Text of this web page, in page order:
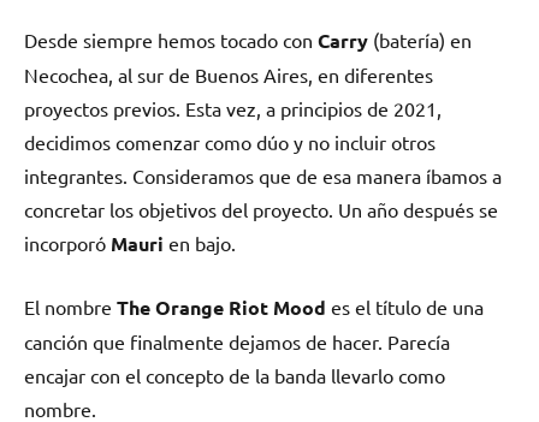
Desde siempre hemos tocado con Carry (batería) en
Necochea, al sur de Buenos Aires, en diferentes
proyectos previos. Esta vez, a principios de 2021,
decidimos comenzar como dúo y no incluir otros
integrantes. Consideramos que de esa manera íbamos a
concretar los objetivos del proyecto. Un año después se
incorporó Mauri en bajo.
El nombre The Orange Riot Mood es el título de una
canción que finalmente dejamos de hacer. Parecía
encajar con el concepto de la banda llevarlo como
nombre.